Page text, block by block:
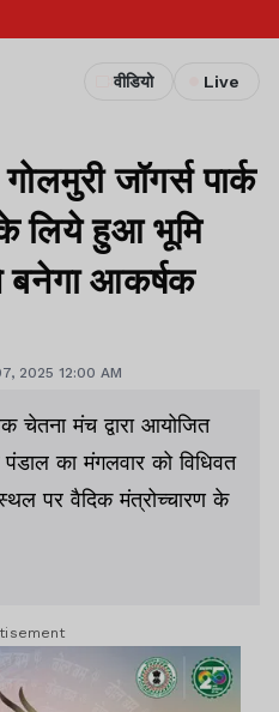
वीडियो Live
जॉगर्स पार्क
लिये हुआ भूमि
आकर्षक
2025 12:00 AM
चेतना मंच द्वारा आयोजित
का मंगलवार को विधिवत
पर वैदिक मंत्रोच्चारण के